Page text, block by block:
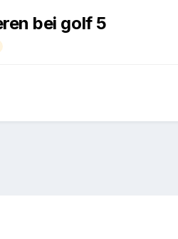
bei golf 5